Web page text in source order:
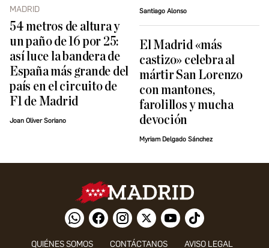
MADRID
54 metros de altura y
un paño de 16 por 25:
así luce la bandera de
España más grande del
país en el circuito de
F1 de Madrid
Joan Oliver Soriano
Santiago Alonso
El Madrid «más
castizo» celebra al
mártir San Lorenzo
con mantones,
farolillos y mucha
devoción
Myriam Delgado Sánchez
QUIÉNES SOMOS CONTÁCTANOS AVISO LEGAL